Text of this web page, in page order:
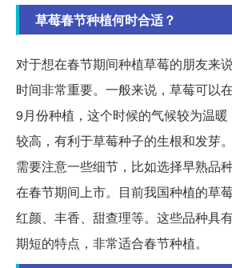
草莓春节种植何时合适？
对于想在春节期间种植草莓的朋友来
时间非常重要。一般来说，草莓可以
9月份种植，这个时候的气候较为温
较高，有利于草莓种子的生根和发芽
需要注意一些细节，比如选择早熟品
在春节期间上市。目前我国种植的草
红颜、丰香、甜查理等。这些品种具
期短的特点，非常适合春节种植。